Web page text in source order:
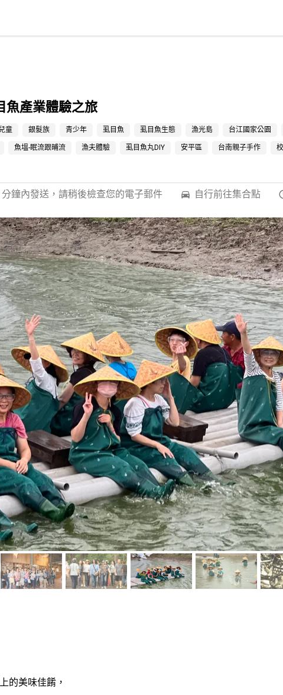
魚產業體驗之旅
童 銀髮族 青少年 虱目魚 虱目魚生態 漁光島 台江國家公園
魚塭-眠流跟晡流 漁夫體驗 虱目魚丸DIY 安平區 台南親子手作
鐘內發送，請稍後檢查您的電子郵件 自行前往集合點
的美味佳餚，